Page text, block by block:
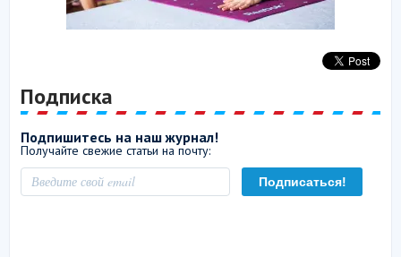
Подписка
Подпишитесь на наш журнал!
Получайте свежие статьи на почту: